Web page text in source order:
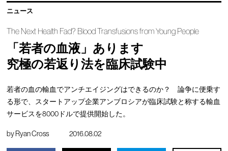
ニュース
The Next Health Fad? Blood Transfusions from Young People
「若者の血液」あります
究極の若返り法を臨床試験中
若者の血の輸血でアンチエイジングはできるのか？ 論争に便乗す
る形で、スタートアップ企業アンブロシアが臨床試験と称する輸血
サービスを8000ドルで提供開始した。
byRyan Cross 2016.08.02